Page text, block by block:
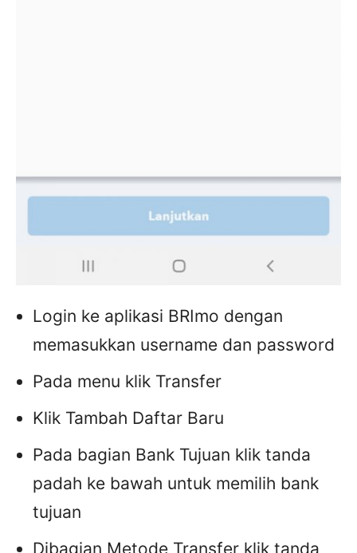
Login ke aplikasi BRImo dengan
memasukkan username dan password
Pada menu klik Transfer
Klik Tambah Daftar Baru
Pada bagian Bank Tujuan klik tanda
padah ke bawah untuk memilih bank
tujuan
Dibagian Metode Transfer klik tanda